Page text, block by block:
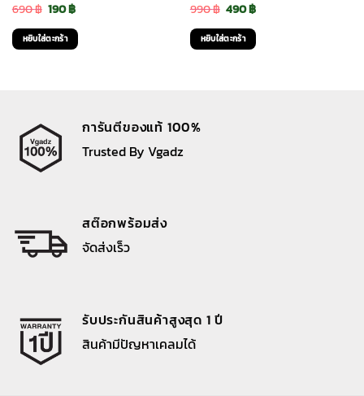
690฿ Original
price
was:
190฿Current
price
is:
หยิบใส่ตะกร้า
990฿ Original
price
was:
490฿Current
price
หยิบใส่ตะกร้า
การันตีของแท้ 100%
Trusted By Vgadz
สต๊อกพร้อมส่ง
จัดส่งเร็ว
รับประกันสินค้าสูงสุด 1 ปี
สินค้ามีปัญหาเคลมได้